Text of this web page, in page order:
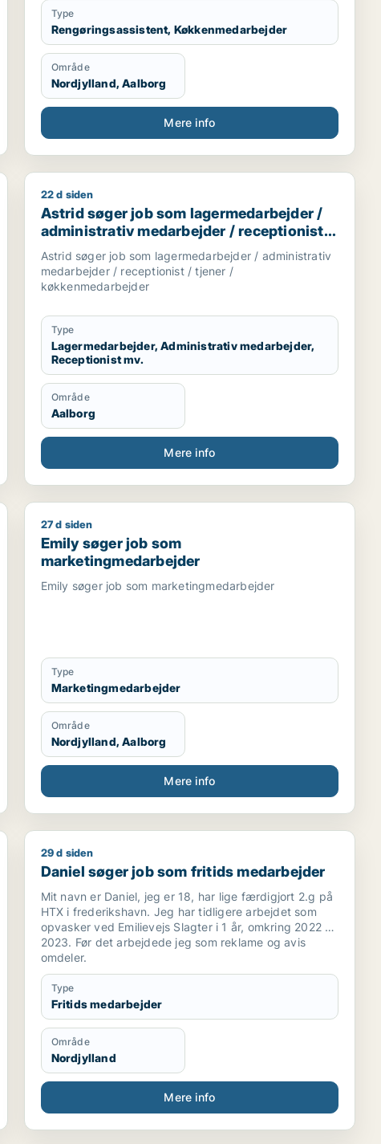
Type
Rengøringsassistent, Køkkenmedarbejder
Område
Nordjylland, Aalborg
Mere info
Astrid søger job som lagermedarbejder /
22 d siden
Astrid søger job som lagermedarbejder /
administrativ medarbejder / receptionist /
tjener / køkkenmedarbejder
Astrid søger job som lagermedarbejder / administrativ
medarbejder / receptionist / tjener /
køkkenmedarbejder
Type
Lagermedarbejder, Administrativ medarbejder,
Receptionist mv.
Område
Aalborg
Mere info
Emily søger job som marketingmedarbejder
27 d siden
Emily søger job som
marketingmedarbejder
Emily søger job som marketingmedarbejder
Type
Marketingmedarbejder
Område
Nordjylland, Aalborg
Mere info
Daniel søger job som fritids medarbejder
29 d siden
Daniel søger job som fritids medarbejder
Mit navn er Daniel, jeg er 18, har lige færdigjort 2.g på
HTX i frederikshavn. Jeg har tidligere arbejdet som
opvasker ved Emilievejs Slagter i 1 år, omkring 2022 til
2023. Før det arbejdede jeg som reklame og avis
omdeler.
Type
Fritids medarbejder
Område
Nordjylland
Mere info